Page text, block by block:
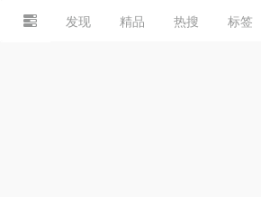
发现 精品 热搜 标签